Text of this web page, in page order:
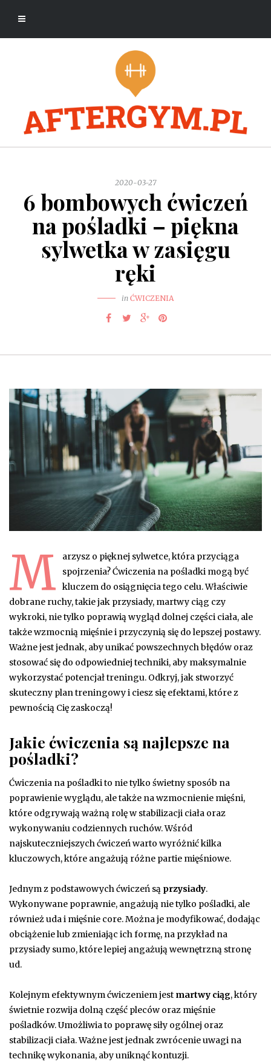
2020-03-27
6 bombowych ćwiczeń
na pośladki – piękna
sylwetka w zasięgu
ręki
in ĆWICZENIA
M
arzysz o pięknej sylwetce, która przyciąga
spojrzenia? Ćwiczenia na pośladki mogą być
kluczem do osiągnięcia tego celu. Właściwie
dobrane ruchy, takie jak przysiady, martwy ciąg czy
wykroki, nie tylko poprawią wygląd dolnej części ciała, ale
także wzmocnią mięśnie i przyczynią się do lepszej postawy.
Ważne jest jednak, aby unikać powszechnych błędów oraz
stosować się do odpowiedniej techniki, aby maksymalnie
wykorzystać potencjał treningu. Odkryj, jak stworzyć
skuteczny plan treningowy i ciesz się efektami, które z
pewnością Cię zaskoczą!
Jakie ćwiczenia są najlepsze na
pośladki?
Ćwiczenia na pośladki to nie tylko świetny sposób na
poprawienie wyglądu, ale także na wzmocnienie mięśni,
które odgrywają ważną rolę w stabilizacji ciała oraz
wykonywaniu codziennych ruchów. Wśród
najskuteczniejszych ćwiczeń warto wyróżnić kilka
kluczowych, które angażują różne partie mięśniowe.
Jednym z podstawowych ćwiczeń są przysiady.
Wykonywane poprawnie, angażują nie tylko pośladki, ale
również uda i mięśnie core. Można je modyfikować, dodając
obciążenie lub zmieniając ich formę, na przykład na
przysiady sumo, które lepiej angażują wewnętrzną stronę
ud.
Kolejnym efektywnym ćwiczeniem jest martwy ciąg, który
świetnie rozwija dolną część pleców oraz mięśnie
pośladków. Umożliwia to poprawę siły ogólnej oraz
stabilizacji ciała. Ważne jest jednak zwrócenie uwagi na
technikę wykonania, aby uniknąć kontuzji.